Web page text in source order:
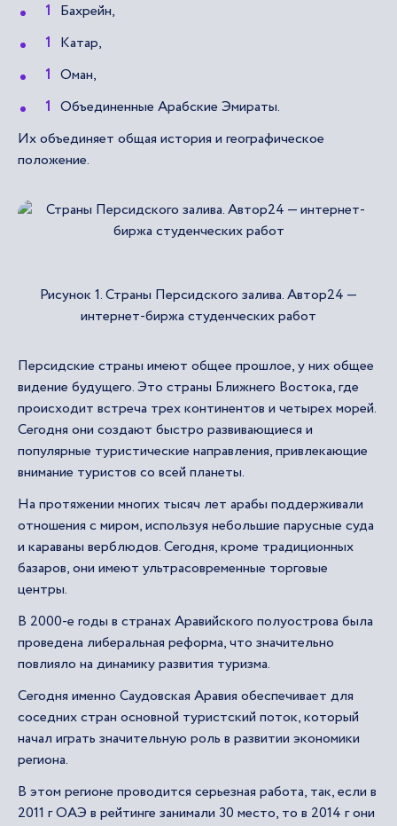
Бахрейн,
Катар,
Оман,
Объединенные Арабские Эмираты.
Их объединяет общая история и географическое
положение.
Рисунок 1. Страны Персидского залива. Автор24 —
интернет-биржа студенческих работ
Персидские страны имеют общее прошлое, у них общее
видение будущего. Это страны Ближнего Востока, где
происходит встреча трех континентов и четырех морей.
Сегодня они создают быстро развивающиеся и
популярные туристические направления, привлекающие
внимание туристов со всей планеты.
На протяжении многих тысяч лет арабы поддерживали
отношения с миром, используя небольшие парусные суда
и караваны верблюдов. Сегодня, кроме традиционных
базаров, они имеют ультрасовременные торговые
центры.
В 2000-е годы в странах Аравийского полуострова была
проведена либеральная реформа, что значительно
повлияло на динамику развития туризма.
Сегодня именно Саудовская Аравия обеспечивает для
соседних стран основной туристский поток, который
начал играть значительную роль в развитии экономики
региона.
В этом регионе проводится серьезная работа, так, если в
2011 г ОАЭ в рейтинге занимали 30 место, то в 2014 г они